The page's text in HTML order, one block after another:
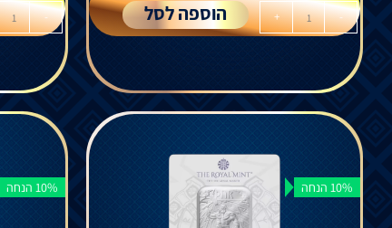
-
+ הוספה לסל -
10% הנחה 10% הנחה